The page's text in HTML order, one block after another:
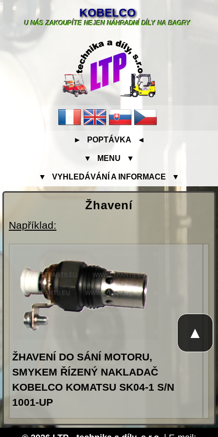
KOBELCO
U NÁS ZAKOUPÍTE NEJEN NÁHRADNÍ DÍLY NA BAGRY
► POPTÁVKA ◄
▼ MENU ▼
▼ VYHLEDÁVÁNÍ A INFORMACE ▼
Žhavení
Například:
ŽHAVENÍ DO SÁNÍ MOTORU,
SMYKEM ŘÍZENÝ NAKLADAČ
KOBELCO KOMATSU SK04-1 S/N
1001-UP
▲